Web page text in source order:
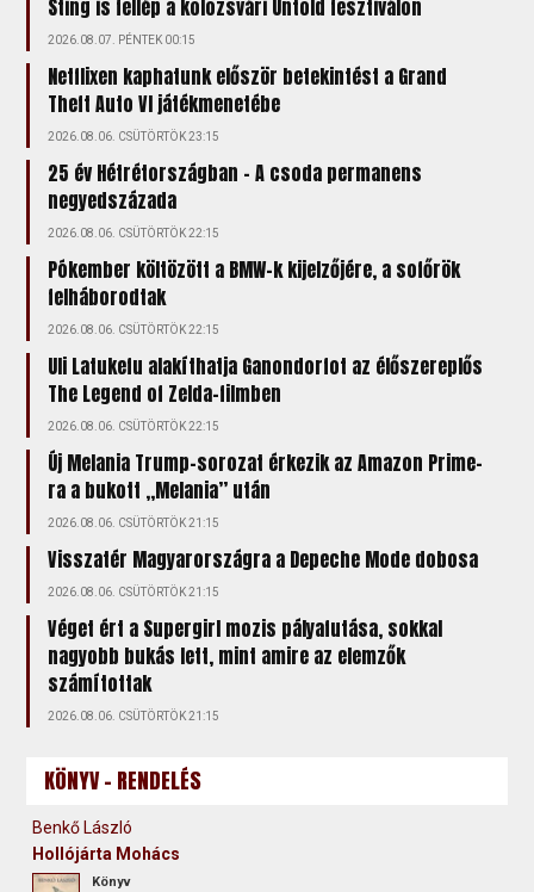
Sting is fellép a kolozsvári Untold fesztiválon
2026.08.07. PÉNTEK 00:15
Netflixen kaphatunk először betekintést a Grand
Theft Auto VI játékmenetébe
2026.08.06. CSÜTÖRTÖK 23:15
25 év Hétrétországban - A csoda permanens
negyedszázada
2026.08.06. CSÜTÖRTÖK 22:15
Pókember költözött a BMW-k kijelzőjére, a sofőrök
felháborodtak
2026.08.06. CSÜTÖRTÖK 22:15
Uli Latukefu alakíthatja Ganondorfot az élőszereplős
The Legend of Zelda-filmben
2026.08.06. CSÜTÖRTÖK 22:15
Új Melania Trump-sorozat érkezik az Amazon Prime-
ra a bukott „Melania” után
2026.08.06. CSÜTÖRTÖK 21:15
Visszatér Magyarországra a Depeche Mode dobosa
2026.08.06. CSÜTÖRTÖK 21:15
Véget ért a Supergirl mozis pályafutása, sokkal
nagyobb bukás lett, mint amire az elemzők
számítottak
2026.08.06. CSÜTÖRTÖK 21:15
KÖNYV - RENDELÉS
Benkő László
Hollójárta Mohács
Könyv